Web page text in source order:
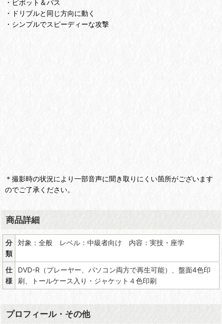
・ピボット＆パス
・ドリブルと同じ方向に動く
・シンプルでスピーディーな攻撃
＊撮影時の状況により一部音声に聞き取りにくい箇所がございます
のでご了承ください。
商品詳細
分
類
対象：全般 レベル：中級者向け 内容：実技・座学
仕
様
DVD-R（プレーヤー、パソコン両方で再生可能）、盤面4色印
刷、トールケース入り・ジャケット４色印刷
プロフィール・その他